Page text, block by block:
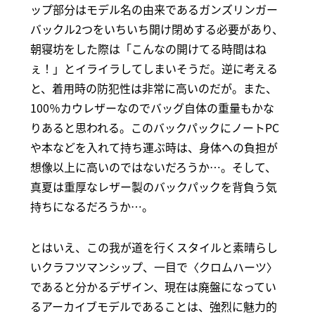
ップ部分はモデル名の由来であるガンズリンガー
バックル2つをいちいち開け閉めする必要があり、
朝寝坊をした際は「こんなの開けてる時間はね
ぇ！」とイライラしてしまいそうだ。逆に考える
と、着用時の防犯性は非常に高いのだが。また、
100％カウレザーなのでバッグ自体の重量もかな
りあると思われる。このバックパックにノートPC
や本などを入れて持ち運ぶ時は、身体への負担が
想像以上に高いのではないだろうか…。そして、
真夏は重厚なレザー製のバックパックを背負う気
持ちになるだろうか…。
とはいえ、この我が道を行くスタイルと素晴らし
いクラフツマンシップ、一目で〈クロムハーツ〉
であると分かるデザイン、現在は廃盤になってい
るアーカイブモデルであることは、強烈に魅力的